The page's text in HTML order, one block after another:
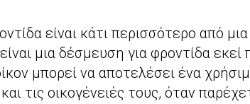
είναι κάτι περισσότερο από
μια δέσμευση για φροντίδα
μπορεί να αποτελέσει ένα
τις οικογένειές τους, όταν